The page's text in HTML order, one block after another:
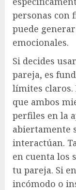
personas con
puede
emocionales.
Si decides
pareja, es
límites claros.
que ambos
perfiles en la
abiertamente
interactúan.
en cuenta los
tu pareja. Si
incómodo o